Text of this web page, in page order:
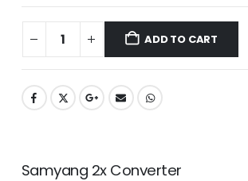
ADD TO CART
Samyang 2x Converter